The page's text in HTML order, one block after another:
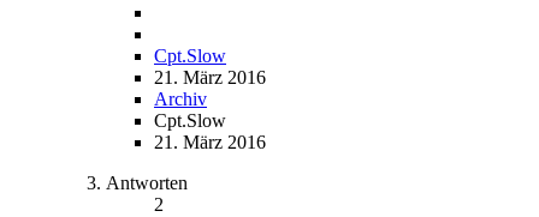
Cpt.Slow
21. März 2016
Archiv
Cpt.Slow
21. März 2016
Antworten
2